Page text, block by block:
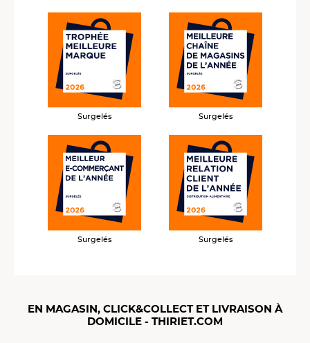
Surgelés Surgelés
Surgelés Surgelés
EN MAGASIN, CLICK&COLLECT ET LIVRAISON À
DOMICILE - THIRIET.COM